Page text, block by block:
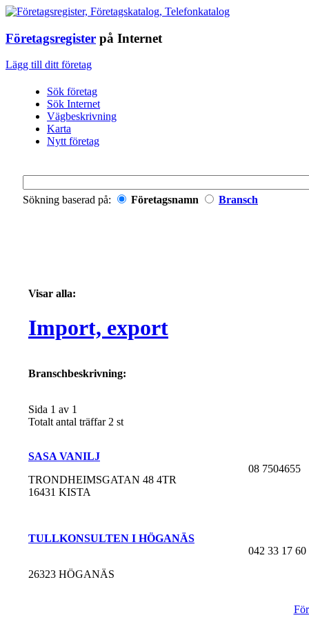
Företagsregister på Internet
Lägg till ditt företag
Sök företag
Sök Internet
Vägbeskrivning
Karta
Nytt företag
Sökning baserad på: Företagsnamn Bransch
Visar alla:
Import, export
Branschbeskrivning:
Sida 1 av 1
Totalt antal träffar 2 st
SASA VANILJ
TRONDHEIMSGATAN 48 4TR
16431 KISTA
08 7504655
TULLKONSULTEN I HÖGANÄS
26323 HÖGANÄS
042 33 17 60